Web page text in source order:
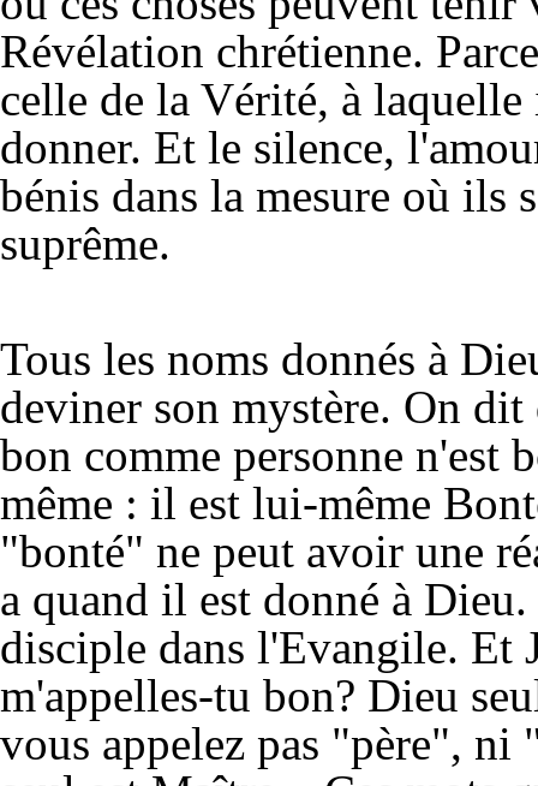
Révélation chrétienne.
celle de la Vérité, à
donner. Et le silence,
bénis dans la mesure où ils
suprême.
Tous les noms donnés à
deviner son mystère. On
bon comme personne n'est
même : il est lui-même
"bonté" ne peut avoir une
a quand il est donné à
disciple dans l'Evangile. Et
m'appelles-tu bon? Dieu
vous appelez pas "père", ni